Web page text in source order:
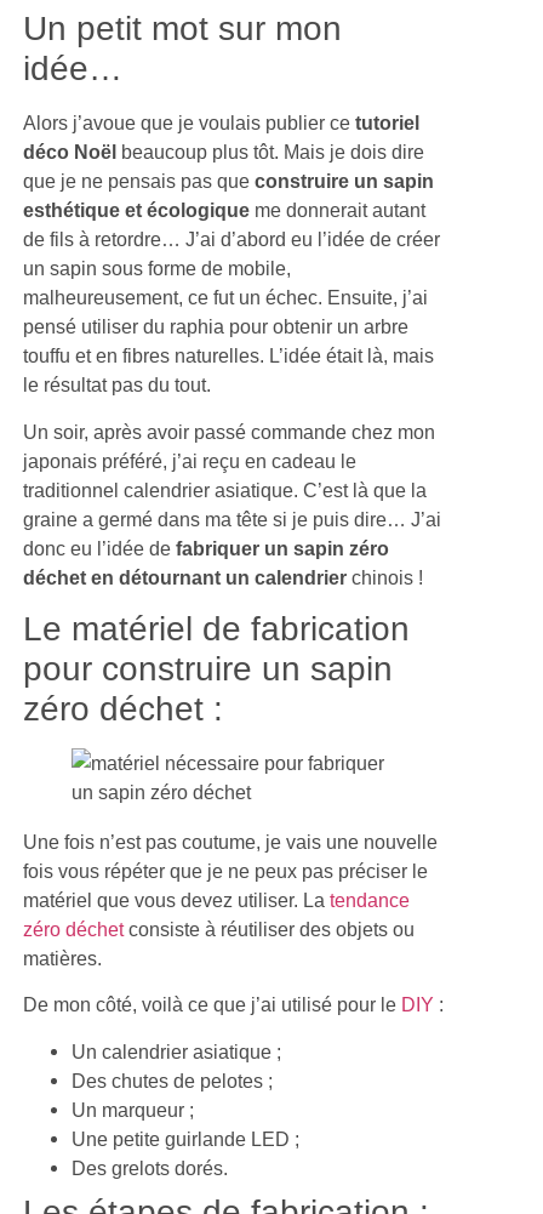
Un petit mot sur mon
idée…
Alors j’avoue que je voulais publier cetutoriel
déco Noël beaucoup plus tôt. Mais je dois dire
que je ne pensais pas queconstruire un sapin
esthétique et écologique me donnerait autant
de fils à retordre… J’ai d’abord eu l’idée de créer
un sapin sous forme de mobile,
malheureusement, ce fut un échec. Ensuite, j’ai
pensé utiliser du raphia pour obtenir un arbre
touffu et en fibres naturelles. L’idée était là, mais
le résultat pas du tout.
Un soir, après avoir passé commande chez mon
japonais préféré, j’ai reçu en cadeau le
traditionnel calendrier asiatique. C’est là que la
graine a germé dans ma tête si je puis dire… J’ai
donc eu l’idée defabriquer un sapin zéro
déchet en détournant un calendrier chinois !
Le matériel de fabrication
pour construire un sapin
zéro déchet :
Une fois n’est pas coutume, je vais une nouvelle
fois vous répéter que je ne peux pas préciser le
matériel que vous devez utiliser. Latendance
zéro déchetconsiste à réutiliser des objets ou
matières.
De mon côté, voilà ce que j’ai utilisé pour le DIY :
Un calendrier asiatique ;
Des chutes de pelotes ;
Un marqueur ;
Une petite guirlande LED ;
Des grelots dorés.